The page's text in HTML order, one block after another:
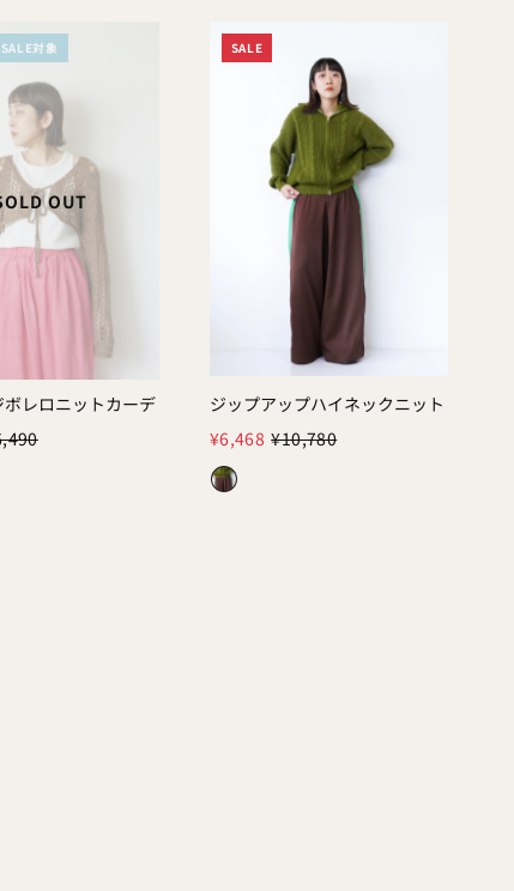
対象
OUT
ボレロニットカーデ
SALE
Color:
ジップアップハイネックニット
¥6,468 ¥10,780